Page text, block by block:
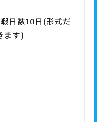
日数10日(形式だ
ます)